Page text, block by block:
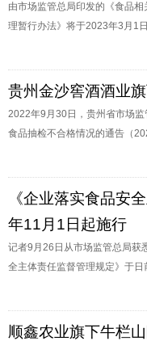
由市场监管总局印发的《食品
理暂行办法》将于2023年3月1
贵州金沙窖酒酒业
2022年9月30日，贵州省市场
食品抽检不合格情况的通告（
《企业落实食品安
年11月1日起施行
记者9月26日从市场监管总局获
全主体责任监督管理规定》于
顺鑫农业旗下牛栏